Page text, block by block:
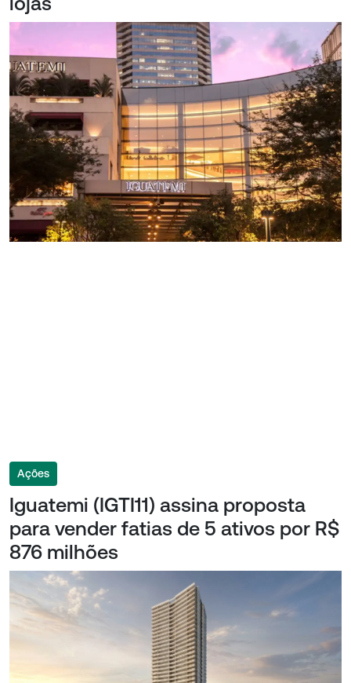
Ações
Iguatemi (IGTI11) assina proposta
para vender fatias de 5 ativos por R$
876 milhões